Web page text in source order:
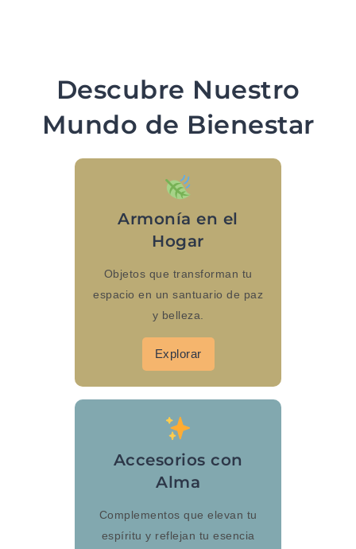
Descubre Nuestro
Mundo de Bienestar
Armonía en el
Hogar
Objetos que transforman tu
espacio en un santuario de paz
y belleza.
Explorar
Accesorios con
Alma
Complementos que elevan tu
espíritu y reflejan tu esencia